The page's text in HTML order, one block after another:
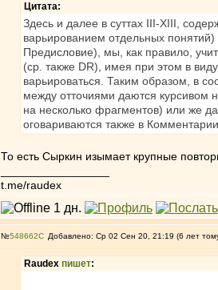
Цитата:
Здесь и далее в суттах III-ХIII,
варьированием отдельных
Предисловие), мы, как правило,
(ср. также DR), имея при этом в
варьироваться. Таким образом, в
между отточиями даются курсивом
на несколько фрагментов) или же
оговариваются также в
То есть Сыркин изымает крупные
t.me/raudex
№548662 Добавлено: Ср 02 Сен 20, 21:19 (6 лет
Raudex пишет: